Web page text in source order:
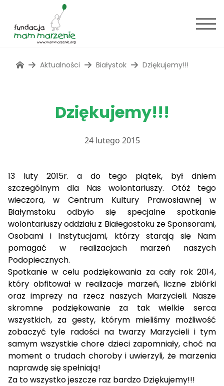
Aktualności Białystok Dziękujemy!!!
Dziękujemy!!!
24 lutego 2015
13 luty 2015r. a do tego piątek, był dniem
szczególnym dla Nas wolontariuszy. Otóż tego
wieczora, w Centrum Kultury Prawosławnej w
Białymstoku odbyło się specjalne spotkanie
wolontariuszy oddziału z Białegostoku ze Sponsorami,
Osobami i Instytucjami, którzy starają się Nam
pomagać w realizacjach marzeń naszych
Podopiecznych.
Spotkanie w celu podziękowania za cały rok 2014,
który obfitował w realizacje marzeń, liczne zbiórki
oraz imprezy na rzecz naszych Marzycieli. Nasze
skromne podziękowanie za tak wielkie serca
wszystkich, za gesty, którym mieliśmy możliwość
zobaczyć tyle radości na twarzy Marzycieli i tym
samym wszystkie chore dzieci zapomniały, choć na
moment o trudach choroby i uwierzyli, że marzenia
naprawdę się spełniają!
Za to wszystko jeszcze raz bardzo Dziękujemy!!!